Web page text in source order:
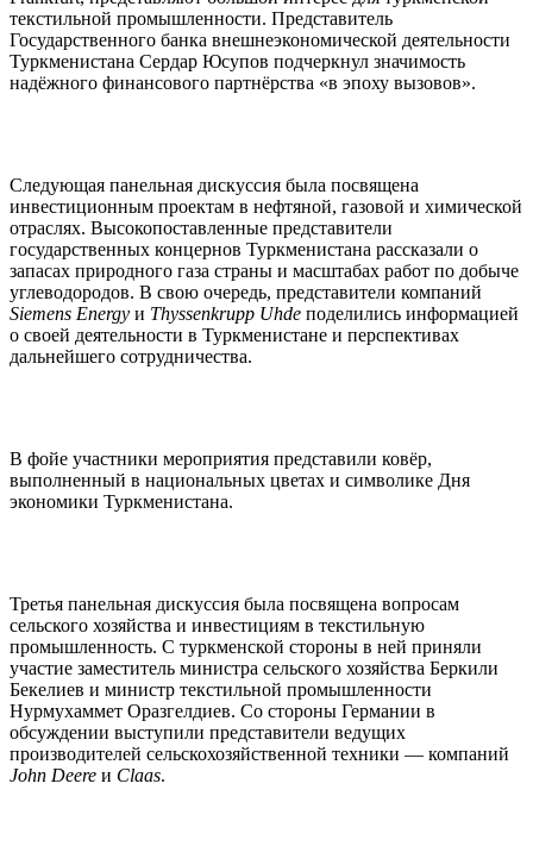
текстильной промышленности. Представитель
Государственного банка внешнеэкономической деятельности
Туркменистана Сердар Юсупов подчеркнул значимость
надёжного финансового партнёрства «в эпоху вызовов».
Следующая панельная дискуссия была посвящена
инвестиционным проектам в нефтяной, газовой и химической
отраслях. Высокопоставленные представители
государственных концернов Туркменистана рассказали о
запасах природного газа страны и масштабах работ по добыче
углеводородов. В свою очередь, представители компаний
Siemens Energy и Thyssenkrupp Uhde поделились информацией
о своей деятельности в Туркменистане и перспективах
дальнейшего сотрудничества.
В фойе участники мероприятия представили ковёр,
выполненный в национальных цветах и символике Дня
экономики Туркменистана.
Третья панельная дискуссия была посвящена вопросам
сельского хозяйства и инвестициям в текстильную
промышленность. С туркменской стороны в ней приняли
участие заместитель министра сельского хозяйства Беркили
Бекелиев и министр текстильной промышленности
Нурмухаммет Оразгелдиев. Со стороны Германии в
обсуждении выступили представители ведущих
производителей сельскохозяйственной техники — компаний
John Deere и Claas.